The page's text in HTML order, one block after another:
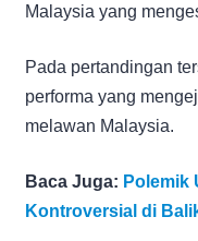
Malaysia yang
Pada pertandingan
performa yang
melawan Malaysia.
Baca Juga: Polemik
Kontroversial di